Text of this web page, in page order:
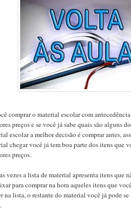
comprar o material escolar com
preços e se você já sabe quais são alguns
escolar a melhor decisão é comprar antes,
chegar você já tem boa parte dos itens que
preços.
vezes a lista de material apresenta itens que
para comprar na hora aqueles itens que
na lista, o restante do material você já pode